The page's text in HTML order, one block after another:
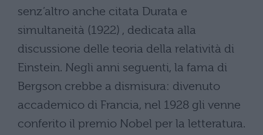
senz’altro anche citata Durata e
simultaneità (1922) , dedicata alla
discussione delle teoria della relatività di
Einstein. Negli anni seguenti, la fama di
Bergson crebbe a dismisura: divenuto
accademico di Francia, nel 1928 gli venne
conferito il premio Nobel per la letteratura.